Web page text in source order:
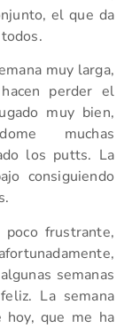
el que da
muy larga,
perder el
muy bien,
muchas
los putts. La
consiguiendo
frustrante,
semanas
La semana
hoy, que me ha